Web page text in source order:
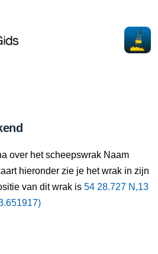
over het scheepswrak Naam
hieronder zie je het wrak in zijn
van dit wrak is 54 28.727 N,13